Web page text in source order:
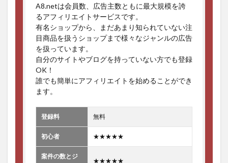
A8.netは会員数、広告主数ともに最大規模を誇
るアフィリエイトサービスです。
有名ショップから、まだあまり知られていない注
目商品を扱うショップまで様々なジャンルの広告
を扱っています。
自分のサイトやブログを持っていない方でも登録
OK！
誰でも簡単にアフィリエイトを始めることができ
ます。
登録料 無料
初心者 ★★★★★
案件の数とジ
★★★★★